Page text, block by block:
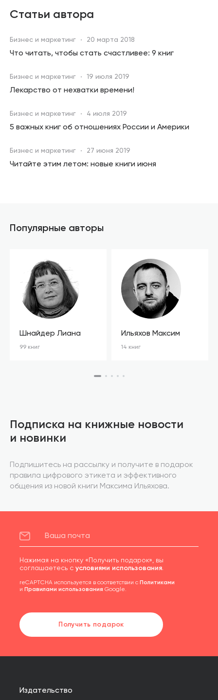
Статьи автора
Бизнес и маркетинг 20 марта 2018
Что читать, чтобы стать счастливее: 9 книг
Бизнес и маркетинг 19 июля 2019
Лекарство от нехватки времени!
Бизнес и маркетинг 4 июля 2019
5 важных книг об отношениях России и Америки
Бизнес и маркетинг 27 июня 2019
Читайте этим летом: новые книги июня
Популярные авторы
Шнайдер Лиана
99 книг
Ильяхов Максим
14 книг
Подписка на книжные новости
и новинки
Подпишитесь на рассылку и получите в подарок
правила цифрового этикета и эффективного
общения из новой книги Максима Ильяхова.
Нажимая на кнопку «Получить подарок», вы
соглашаетесь с условиями использования.
reCAPTCHA используется в соответствии с Политиками
и Правилами использования Google.
Получить подарок
Издательство